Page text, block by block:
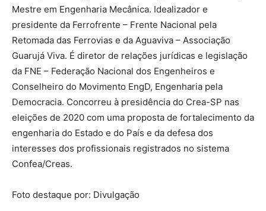
Mestre em Engenharia Mecânica. Idealizador e
presidente da Ferrofrente – Frente Nacional pela
Retomada das Ferrovias e da Aguaviva – Associação
Guarujá Viva. É diretor de relações jurídicas e legislação
da FNE – Federação Nacional dos Engenheiros e
Conselheiro do Movimento EngD, Engenharia pela
Democracia. Concorreu à presidência do Crea-SP nas
eleições de 2020 com uma proposta de fortalecimento da
engenharia do Estado e do País e da defesa dos
interesses dos profissionais registrados no sistema
Confea/Creas.
Foto destaque por: Divulgação